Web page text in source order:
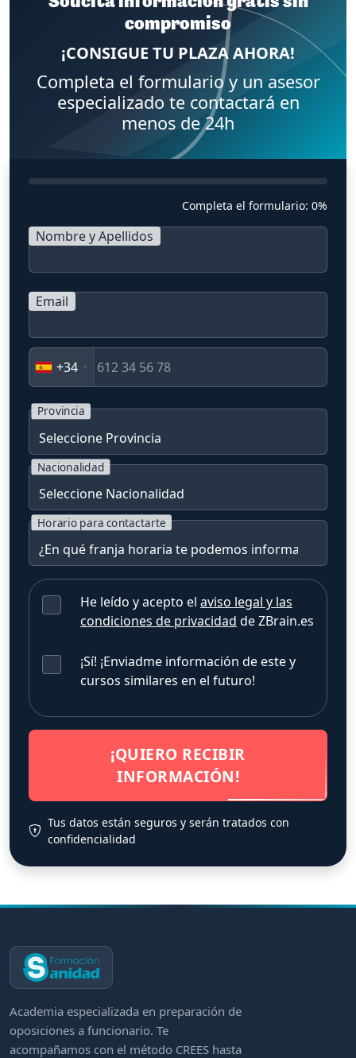
compromiso
¡CONSIGUE TU PLAZA AHORA!
Completa el formulario y un asesor
especializado te contactará en
menos de 24h
Completa el formulario: 0%
Nombre y Apellidos
Email
+34
Provincia
Nacionalidad
Horario para contactarte
He leído y acepto el aviso legal y las
condiciones de privacidad de ZBrain.es
¡Sí! ¡Enviadme información de este y
cursos similares en el futuro!
¡QUIERO RECIBIR
INFORMACIÓN!
Tus datos están seguros y serán tratados con
confidencialidad
Academia especializada en preparación de
oposiciones a funcionario. Te
acompañamos con el método CREES hasta